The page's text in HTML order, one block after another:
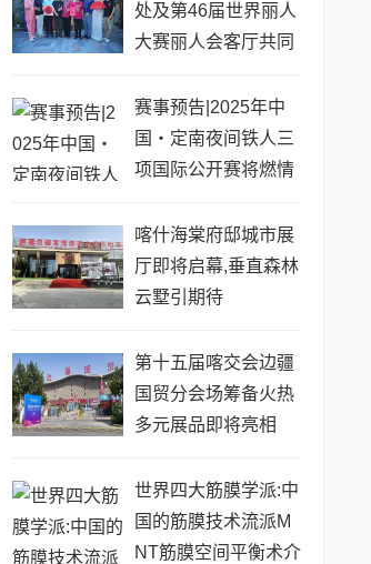
处及第46届世界丽人
大赛丽人会客厅共同
赛事预告|2025年中
国・定南夜间铁人三
项国际公开赛将燃情
喀什海棠府邸城市展
厅即将启幕,垂直森林
云墅引期待
第十五届喀交会边疆
国贸分会场筹备火热
多元展品即将亮相
世界四大筋膜学派:中
国的筋膜技术流派M
NT筋膜空间平衡术介